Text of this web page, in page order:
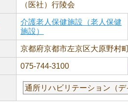
（医社）行陵会
介護老人保健施設（老人保健
施設）
京都府京都市左京区大原野村
075-744-3100
通所リハビリテーション（デ